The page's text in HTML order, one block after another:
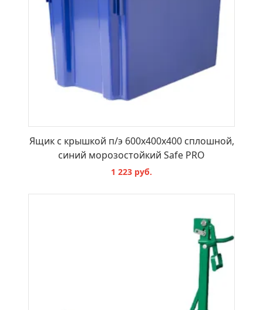
Ящик с крышкой п/э 600х400х400 сплошной,
синий морозостойкий Safe PRO
1 223 руб.